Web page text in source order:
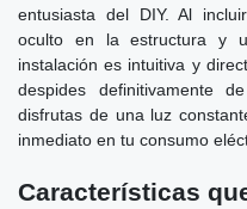
entusiasta del DIY. Al
oculto en la estructura y
instalación es intuitiva y
despides definitivamente
disfrutas de una luz
inmediato en tu consumo
Características